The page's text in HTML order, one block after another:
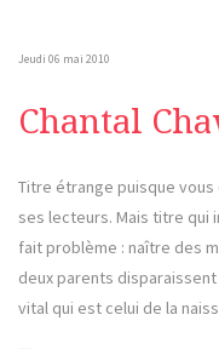
Jeudi 06 mai 2010
Chantal
Titre étrange puisque vous
ses lecteurs. Mais titre qui
fait problème : naître des
deux parents
vital qui est celui de la